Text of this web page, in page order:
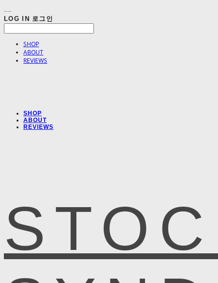
LOG IN 로그인
SHOP
ABOUT
REVIEWS
SHOP
ABOUT
REVIEWS